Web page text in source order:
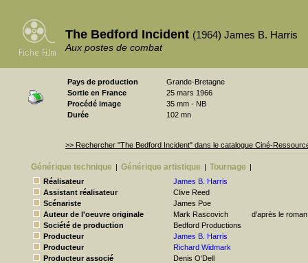
The Bedford Incident (1964) James B. Harris
Aux postes de combat
Pays de production
Grande-Bretagne
Sortie en France
25 mars 1966
Procédé image
35 mm - NB
Durée
102 mn
>> Rechercher "The Bedford Incident" dans le catalogue Ciné-
Générique technique | Générique artistique | Tournage |
Réalisateur
James B. Harris
Assistant réalisateur
Clive Reed
Scénariste
James Poe
Auteur de l'oeuvre originale
Mark Rascovich
d'après le
Société de production
Bedford Productions
Producteur
James B. Harris
Producteur
Richard Widmark
Producteur associé
Denis O'Dell